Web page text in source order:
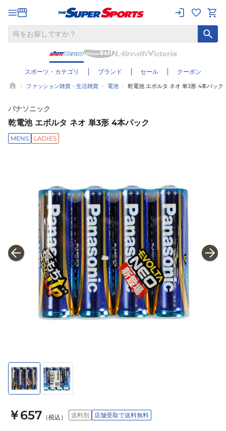
スポーツ・カテゴリ ブランド セール クーポン
ファッション雑貨・生活雑貨 電池 乾電池 エボルタ ネオ 単3形 4本パック
パナソニック
乾電池 エボルタ ネオ 単3形 4本パック
MENS LADIES
￥657 （税込） 送料別 店舗受取で送料無料